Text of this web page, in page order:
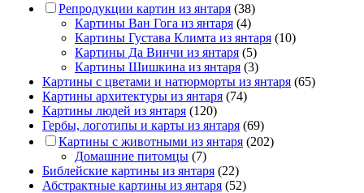
Репродукции картин из янтаря (38)
Картины Ван Гога из янтаря (4)
Картины Густава Климта из янтаря (10)
Картины Да Винчи из янтаря (5)
Картины Шишкина из янтаря (3)
Картины с цветами и натюрморты из янтаря (65)
Картины архитектуры из янтаря (74)
Картины людей из янтаря (120)
Гербы, логотипы и карты из янтаря (69)
Картины с животными из янтаря (202)
Домашние питомцы (7)
Библейские картины из янтаря (22)
Абстрактные картины из янтаря (52)